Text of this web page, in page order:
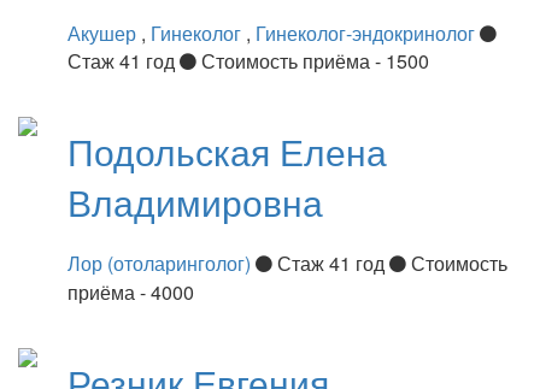
Акушер , Гинеколог , Гинеколог-эндокринолог
Стаж 41 год
Стоимость приёма - 1500
Подольская Елена
Владимировна
Лор (отоларинголог) Стаж 41 год
Стоимость
приёма - 4000